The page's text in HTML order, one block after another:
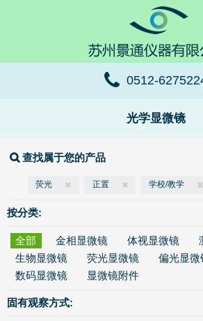
0512-
光学显微镜
查找属于您的产品
荧光 正置 学校/教学
按分类:
全部 金相显微镜 体视显微镜
生物显微镜
荧光显微镜 偏光显微
数码显微镜
显微镜附件
固有观察方式: